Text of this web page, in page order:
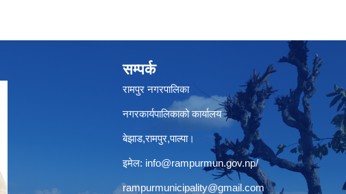
सम्पर्क
रामपुर नगरपालिका
नगरकार्यपालिकाको कार्यालय
बेझाड,रामपुर,पाल्पा।
इमेल: info@rampurmun.gov.np/
rampurmunicipality@gmail.com